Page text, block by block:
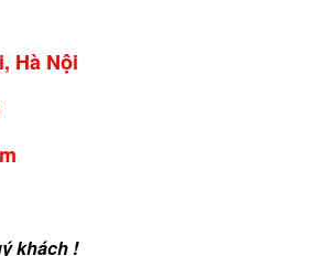
Hà Nội
khách !